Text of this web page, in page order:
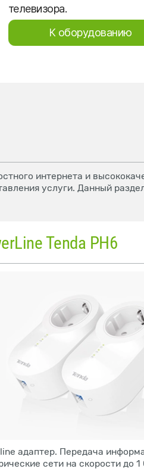
телевизора.
К оборудованию
интернета и
услуги. Данный
Tenda PH6
адаптер. Передача
сети на скорости до